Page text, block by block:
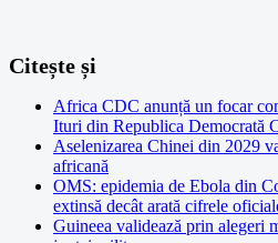
Citește și
Africa CDC anunță un focar
Ituri din Republica Democrată
Aselenizarea Chinei din 2029
africană
OMS: epidemia de Ebola din
extinsă decât arată cifrele
Guineea validează prin alegeri